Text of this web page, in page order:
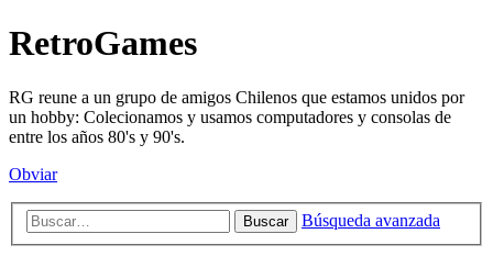
RetroGames
RG reune a un grupo de amigos Chilenos que estamos unidos por
un hobby: Colecionamos y usamos computadores y consolas de
entre los años 80's y 90's.
Obviar
Buscar Búsqueda avanzada